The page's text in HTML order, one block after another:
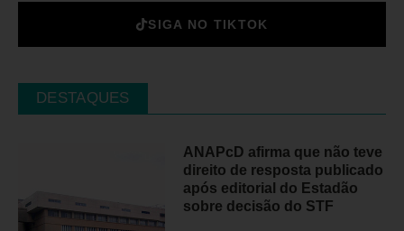
SIGA NO TIKTOK
DESTAQUES
ANAPcD afirma que não teve
direito de resposta publicado
após editorial do Estadão
sobre decisão do STF